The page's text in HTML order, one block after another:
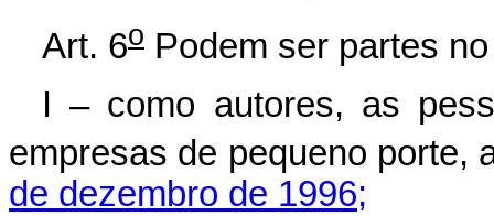
Art. 6o Podem ser partes
I – como autores, as
empresas de pequeno porte,
de dezembro de 1996;